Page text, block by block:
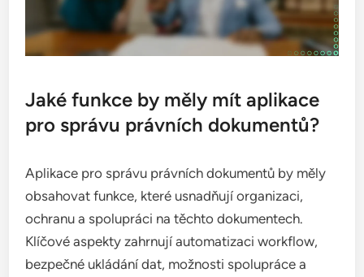
Jaké funkce by měly mít aplikace
pro správu právních dokumentů?
Aplikace pro správu právních dokumentů by měly
obsahovat funkce, které usnadňují organizaci,
ochranu a spolupráci na těchto dokumentech.
Klíčové aspekty zahrnují automatizaci workflow,
bezpečné ukládání dat, možnosti spolupráce a